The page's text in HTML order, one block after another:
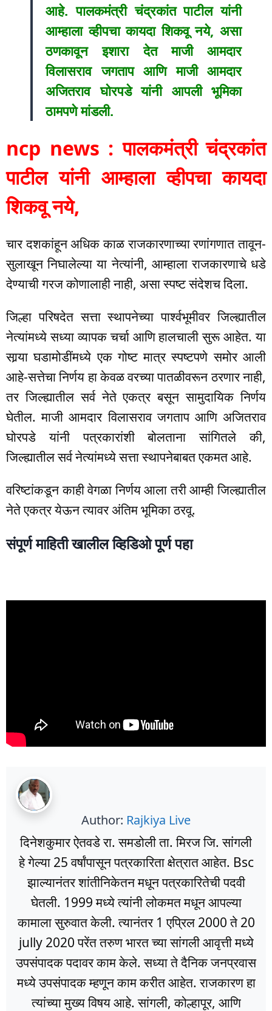
आहे. पालकमंत्री चंद्रकांत पाटील यांनी
आम्हाला व्हीपचा कायदा शिकवू नये, असा
ठणकावून इशारा देत माजी आमदार
विलासराव जगताप आणि माजी आमदार
अजितराव घोरपडे यांनी आपली भूमिका
ठामपणे मांडली.
ncp news : पालकमंत्री चंद्रकांत
पाटील यांनी आम्हाला व्हीपचा कायदा
शिकवू नये,
चार दशकांहून अधिक काळ राजकारणाच्या रणांगणात तावून-
सुलाखून निघालेल्या या नेत्यांनी, आम्हाला राजकारणाचे धडे
देण्याची गरज कोणालाही नाही, असा स्पष्ट संदेशच दिला.
जिल्हा परिषदेत सत्ता स्थापनेच्या पार्श्वभूमीवर जिल्ह्यातील
नेत्यांमध्ये सध्या व्यापक चर्चा आणि हालचाली सुरू आहेत. या
सार्‍या घडामोडींमध्ये एक गोष्ट मात्र स्पष्टपणे समोर आली
आहे-सत्तेचा निर्णय हा केवळ वरच्या पातळीवरून ठरणार नाही,
तर जिल्ह्यातील सर्व नेते एकत्र बसून सामुदायिक निर्णय
घेतील. माजी आमदार विलासराव जगताप आणि अजितराव
घोरपडे यांनी पत्रकारांशी बोलताना सांगितले की,
जिल्ह्यातील सर्व नेत्यांमध्ये सत्ता स्थापनेबाबत एकमत आहे.
वरिष्टांकडून काही वेगळा निर्णय आला तरी आम्ही जिल्ह्यातील
नेते एकत्र येऊन त्यावर अंतिम भूमिका ठरवू.
संपूर्ण माहिती खालील व्हिडिओ पूर्ण पहा
Author: Rajkiya Live
दिनेशकुमार ऐतवडे रा. समडोली ता. मिरज जि. सांगली
हे गेल्या 25 वर्षांपासून पत्रकारिता क्षेत्रात आहेत. Bsc
झाल्यानंतर शांतीनिकेतन मधून पत्रकारितेची पदवी
घेतली. 1999 मध्ये त्यांनी लोकमत मधून आपल्या
कामाला सुरुवात केली. त्यानंतर 1 एप्रिल 2000 ते 20
jully 2020 परेंत तरुण भारत च्या सांगली आवृत्ती मध्ये
उपसंपादक पदावर काम केले. सध्या ते दैनिक जनप्रवास
मध्ये उपसंपादक म्हणून काम करीत आहेत. राजकारण हा
त्यांच्या मुख्य विषय आहे. सांगली, कोल्हापूर, आणि